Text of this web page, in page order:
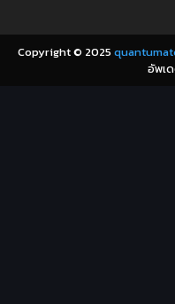
Coming-of-Age ก้าวผ่
Copyright © 2025
อัพเ